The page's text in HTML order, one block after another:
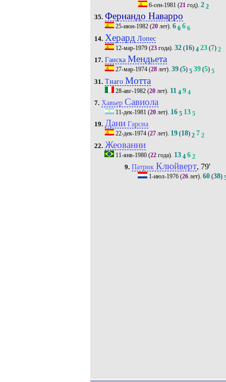
6-сен-1981 (21 год).2 2
35. Фернандо Наварро
25-июн-1982(20лет). 6 6 6 6
14. Херард Лопес
12-мар-1979(23года). 32(16) 4 23(7) 2
17. Гаиска Мендьета
27-мар-1974(28лет). 39(5) 5 39(5) 5
31. Тиаго Мотта
28-авг-1982(20лет). 11 4 9 4
7. Хавьер Савиола
11-дек-1981 (20лет). 16 5 13 5
19. ДаниГарсиа
22-дек-1974(27лет). 19(18) 2 7 2
22. Жеованни
11-янв-1980(22года). 13 4 6 2
9. Патрик Клюйверт, 79'
1-июл-1976 (26 лет).60 (38)